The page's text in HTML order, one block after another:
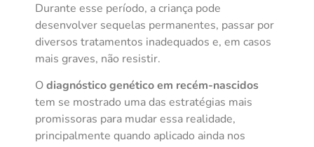
Durante esse período, a criança pode
desenvolver sequelas permanentes, passar por
diversos tratamentos inadequados e, em casos
mais graves, não resistir.
Odiagnóstico genético em recém-nascidos
tem se mostrado uma das estratégias mais
promissoras para mudar essa realidade,
principalmente quando aplicado ainda nos